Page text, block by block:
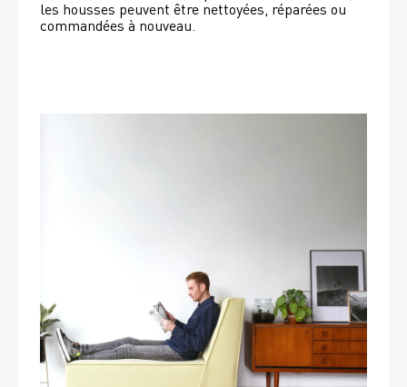
les housses peuvent être nettoyées, réparées ou
commandées à nouveau.